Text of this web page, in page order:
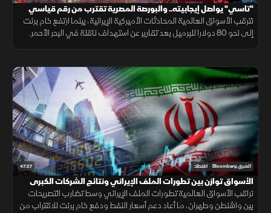
"تاسي" يواصل إيجابيته.. والبورصة المصرية تقترب من رقم قياسي
جديد
تترقب الأسواق العالمية المحادثات الأميركية الإيرانية، بينما ارتفع خام برنت
إلى نحو 80 دولارا للبرميل بعد تقارير عن استهداف ناقلة في البحر الأحمر.
47:27 الشرق Bloomberg اقتصاد
الأسواق توازن بين تطورات الملف الإيراني ونتائج الشركات الكبرى
تراقب الأسواق العالمية تطورات الملف الإيراني وسط تضارب التصريحات
بين واشنطن وطهران، ما أعاد دعم أسعار النفط ودفع خام برنت للاقتراب من